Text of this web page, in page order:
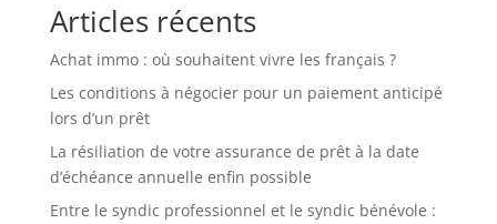
Articles récents
Achat immo : où souhaitent vivre les français ?
Les conditions à négocier pour un paiement anticipé
lors d’un prêt
La résiliation de votre assurance de prêt à la date
d’échéance annuelle enfin possible
Entre le syndic professionnel et le syndic bénévole :